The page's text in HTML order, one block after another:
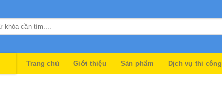
Trang chủ Giới thiệu Sản phẩm Dịch vụ thi công